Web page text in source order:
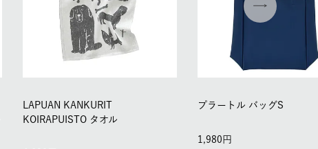
LAPUAN KANKURIT
KOIRAPUISTO タオル
プラートル バッグS
1,980